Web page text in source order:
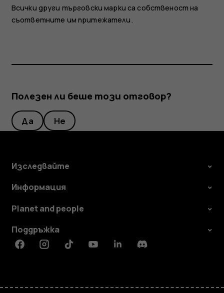
Всички други търговски марки са собственост на
съответните им притежатели.
Полезен ли беше този отговор?
Да Не
Изследвайте
Информация
Planet and people
Поддръжка
FacebookInstagramTiktokYoutubeLinkedinDiscord